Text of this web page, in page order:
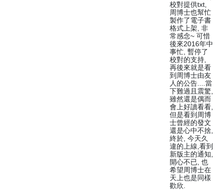
校對提供txt,
周博士也幫忙
製作了電子書
格式上架, 非
常感念~ 可惜
後來2016年中
事忙, 暫停了
校對的支持,
再後來就是看
到周博士由友
人的公告....當
下難過且震驚,
雖然還是偶而
會上好讀看看,
但是看到周博
士曾經的發文
還是心中不捨,
終於, 今天久
違的上線,看到
新版主的通知,
開心不已, 也
希望周博士在
天上也是同樣
歡欣.